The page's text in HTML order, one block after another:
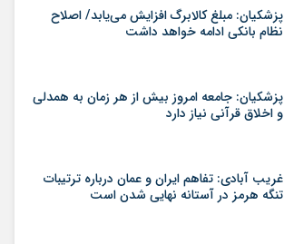
پزشکیان: مبلغ کالابرگ افزایش می‌یابد/ اصلاح
نظام بانکی ادامه خواهد داشت
پزشکیان: جامعه امروز بیش از هر زمان به همدلی
و اخلاق قرآنی نیاز دارد
غریب آبادی: تفاهم ایران و عمان درباره ترتیبات
تنگه هرمز در آستانه نهایی شدن است